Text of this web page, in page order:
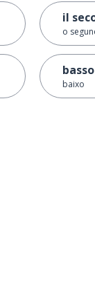
il
o
basso
baixo